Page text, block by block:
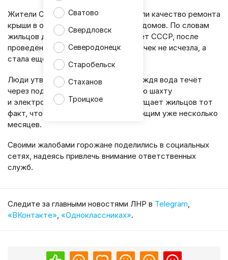
Сватово
Свердловск
Северодонецк
Старобельск
Стаханов
Троицкое
Жители Свердловска раскритиковали качество ремонта
крыши в одном из многоквартирных домов. По словам
жильцов дома №38 в квартале 60 лет СССР, после
проведённых работ проблема протечек не исчезла, а
стала ещё заметнее.
Люди утверждают, что во время дождя вода течёт
через подъезд, попадает в лифтовую шахту
и электрощитовую. Особенно возмущает жильцов тот
факт, что лифт остаётся неработающим уже несколько
месяцев.
Своими жалобами горожане поделились в социальных
сетях, надеясь привлечь внимание ответственных
служб.
Cледите за главными новостями ЛНР в Telegram,
«ВКонтакте», «Одноклассниках».